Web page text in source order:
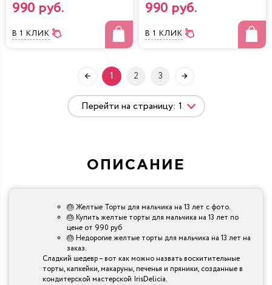
990 руб.
В 1 КЛИК
990 руб.
В 1 КЛИК
1 2 3
ОПИСАНИЕ
🎂 Желтые Торты для мальчика на 13 лет с фото.
🎂 Купить желтые торты для мальчика на 13 лет по
цене от 990 руб
🎂 Недорогие желтые торты для мальчика на 13 лет на
заказ.
Сладкий шедевр – вот как можно назвать восхитительные
торты, капкейки, макаруны, печенья и пряники, созданные в
кондитерской мастерской IrisDelicia.